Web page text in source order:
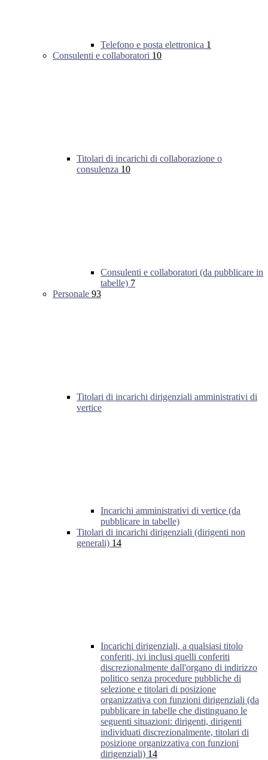
Telefono e posta elettronica 1
Consulenti e collaboratori 10
Titolari di incarichi di collaborazione o
consulenza 10
Consulenti e collaboratori (da pubblicare in
tabelle) 7
Personale 93
Titolari di incarichi dirigenziali amministrativi di
vertice
Incarichi amministrativi di vertice (da
pubblicare in tabelle)
Titolari di incarichi dirigenziali (dirigenti non
generali) 14
Incarichi dirigenziali, a qualsiasi titolo
conferiti, ivi inclusi quelli conferiti
discrezionalmente dall'organo di indirizzo
politico senza procedure pubbliche di
selezione e titolari di posizione
organizzativa con funzioni dirigenziali (da
pubblicare in tabelle che distinguano le
seguenti situazioni: dirigenti, dirigenti
individuati discrezionalmente, titolari di
posizione organizzativa con funzioni
dirigenziali) 14